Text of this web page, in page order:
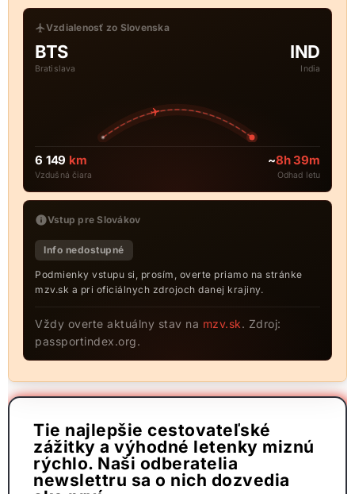
Vzdialenosť zo Slovenska
BTS
Bratislava
IND
India
6 149 km
Vzdušná čiara
~8h 39m
Odhad letu
Vstup pre Slovákov
Info nedostupné
Podmienky vstupu si, prosím, overte priamo na stránke
mzv.sk a pri oficiálnych zdrojoch danej krajiny.
Vždy overte aktuálny stav na mzv.sk. Zdroj:
passportindex.org.
Tie najlepšie cestovateľské
zážitky a výhodné letenky miznú
rýchlo. Naši odberatelia
newslettru sa o nich dozvedia